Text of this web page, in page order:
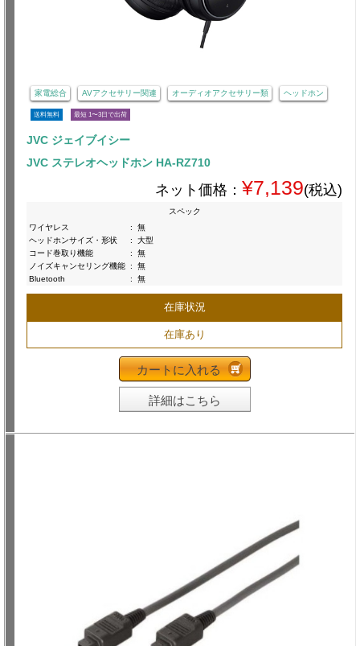
家電総合 AVアクセサリー関連 オーディオアクセサリー類 ヘッドホン
送料無料 最短 1〜3日で出荷
JVC ジェイブイシー
JVC ステレオヘッドホン HA-RZ710
ネット価格： ¥7,139(税込)
スペック
ワイヤレス
:
無
ヘッドホンサイズ・形状
:
大型
コード巻取り機能
:
無
ノイズキャンセリング機能 :
無
Bluetooth
: 無
在庫状況
在庫あり
カートに入れる
詳細はこちら